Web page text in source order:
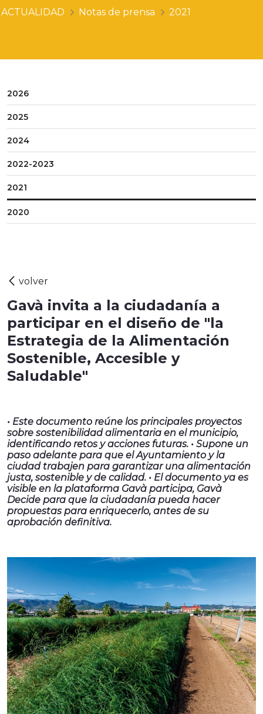
ACTUALIDAD Notas de prensa 2021
2026
2025
2024
2022-2023
2021
2020
Gavà invita a la ciudadanía a
participar en el diseño de "la
Estrategia de la Alimentación
Sostenible, Accesible y
Saludable"
• Este documento reúne los principales proyectos
sobre sostenibilidad alimentaria en el municipio,
identificando retos y acciones futuras. • Supone un
paso adelante para que el Ayuntamiento y la
ciudad trabajen para garantizar una alimentación
justa, sostenible y de calidad. • El documento ya es
visible en la plataforma Gavà participa, Gavà
Decide para que la ciudadanía pueda hacer
propuestas para enriquecerlo, antes de su
aprobación definitiva.